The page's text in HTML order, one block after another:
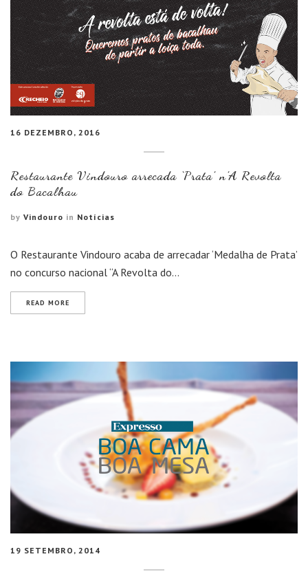
16 DEZEMBRO, 2016
Restaurante Vindouro arrecada ‘Prata’ n’A Revolta
do Bacalhau
by Vindouro in Notícias
O Restaurante Vindouro acaba de arrecadar ‘Medalha de Prata’
no concurso nacional “A Revolta do…
READ MORE
19 SETEMBRO, 2014